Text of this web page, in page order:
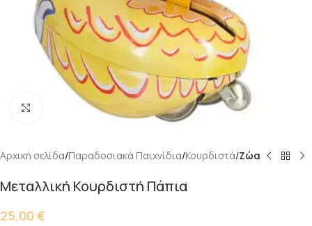
Κάντε κλικ για μεγέθυνση
Αρχική σελίδα Παραδοσιακά Παιχνίδια Κουρδιστά Ζώα
Μεταλλική Κουρδιστή Πάπια
25,00 €